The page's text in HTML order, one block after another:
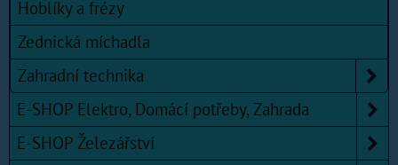
Hoblíky a frézy
Zednická míchadla
Zahradní technika
E-SHOP Elektro, Domácí potřeby, Zahrada
E-SHOP Železářství